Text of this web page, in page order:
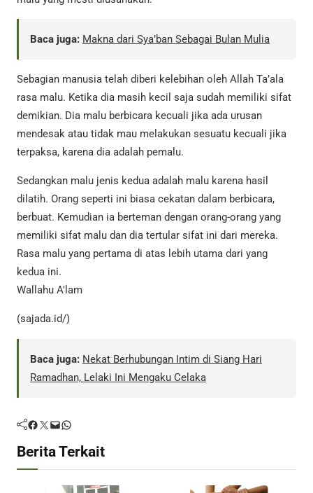
Baca juga: Makna dari Sya’ban Sebagai Bulan Mulia
Sebagian manusia telah diberi kelebihan oleh Allah Ta’ala
rasa malu. Ketika dia masih kecil saja sudah memiliki sifat
demikian. Dia malu berbicara kecuali jika ada urusan
mendesak atau tidak mau melakukan sesuatu kecuali jika
terpaksa, karena dia adalah pemalu.
Sedangkan malu jenis kedua adalah malu karena hasil
dilatih. Orang seperti ini biasa cekatan dalam berbicara,
berbuat. Kemudian ia berteman dengan orang-orang yang
memiliki sifat malu dan dia tertular sifat ini dari mereka.
Rasa malu yang pertama di atas lebih utama dari yang
kedua ini.
Wallahu A'lam
(sajada.id/)
Baca juga: Nekat Berhubungan Intim di Siang Hari
Ramadhan, Lelaki Ini Mengaku Celaka
Facebook Twitter Mail WhatsApp
Berita Terkait